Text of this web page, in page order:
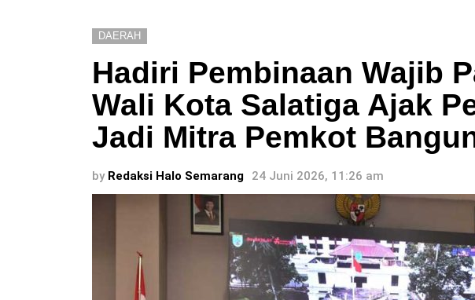
DAERAH
Hadiri Pembinaan Wajib
Wali Kota Salatiga Ajak
Jadi Mitra Pemkot
by Redaksi Halo Semarang 24 Juni 2026, 11:26 am